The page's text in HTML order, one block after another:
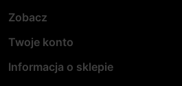
Zobacz
Twoje konto
Informacja o sklepie